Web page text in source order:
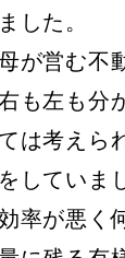
した。
が営む不
も左も分
は考えら
していま
率が悪く